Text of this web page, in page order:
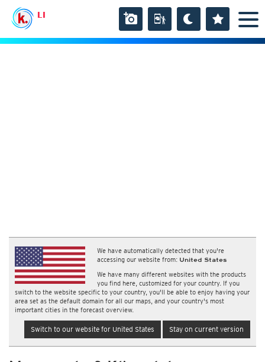
LI
We have automatically detected that you're
accessing our website from: United States
We have many different websites with the products
you find here, customized for your country. If you
switch to the website specific to your country, you'll be able to enjoy having your
area set as the default domain for all our maps, and your country's most
important cities in the forecast overview.
Switch to our website for United States Stay on current version